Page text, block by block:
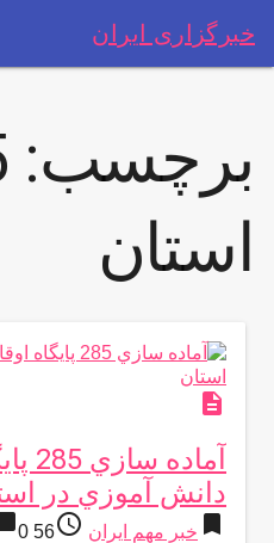
خبرگزاری ایران
برچسب:
استان
description
دانش آموزي در
bookmark خبر مهم ایران access_time
56 years ago
0